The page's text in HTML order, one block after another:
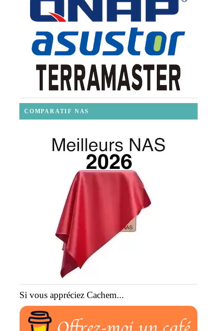
COMPARATIF NAS
Si vous appréciez Cachem...